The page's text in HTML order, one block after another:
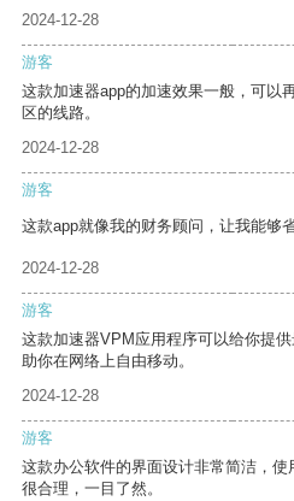
2024-12-28
游客
这款加速器app的加速效果一般，可以
区的线路。
2024-12-28
游客
这款app就像我的财务顾问，让我能够
2024-12-28
游客
这款加速器VPM应用程序可以给你提
助你在网络上自由移动。
2024-12-28
游客
这款办公软件的界面设计非常简洁，
很合理，一目了然。